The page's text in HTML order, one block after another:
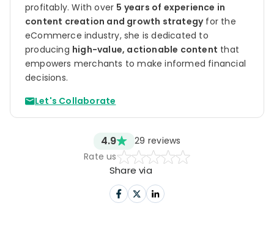
profitably. With over 5 years of experience in
content creation and growth strategyfor the
eCommerce industry, she is dedicated to
producing high-value, actionable content that
empowers merchants to make informed financial
decisions.
Let's Collaborate
4.9 29 reviews
Rate us
Share via